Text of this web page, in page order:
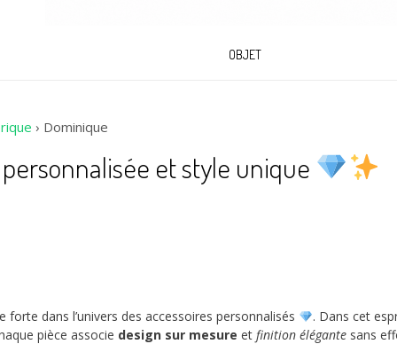
OBJET
› Dominique
et style unique
dans l’univers des accessoires personnalisés
. Dans cet
pièce associe design sur mesure et finition élégante sans